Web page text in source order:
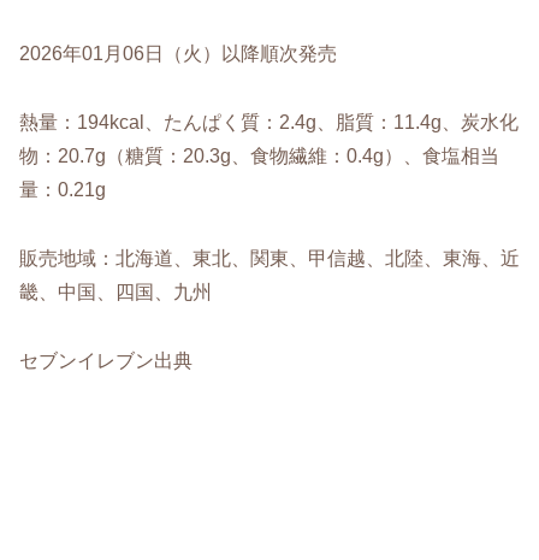
2026年01月06日（火）以降順次発売
熱量：194kcal、たんぱく質：2.4g、脂質：11.4g、炭水化
物：20.7g（糖質：20.3g、食物繊維：0.4g）、食塩相当
量：0.21g
販売地域：北海道、東北、関東、甲信越、北陸、東海、近
畿、中国、四国、九州
セブンイレブン出典